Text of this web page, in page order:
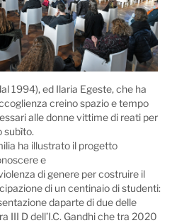
1994), ed Ilaria Egeste, che ha
creino spazio e tempo
alle donne vittime di reati per
subìto.
ha illustrato il progetto
e
di genere per costruire il
di un centinaio di studenti:
daparte di due delle
III D dell’I.C. Gandhi che tra 2020